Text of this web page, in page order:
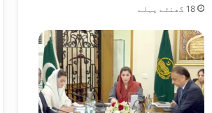
18 گھنٹے پہلے